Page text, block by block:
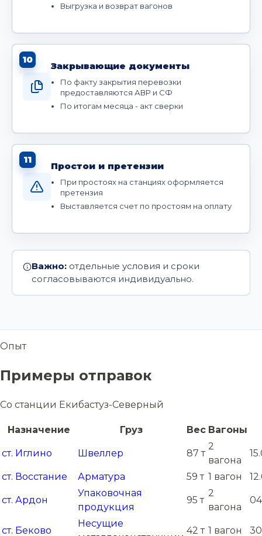
Выгрузка и возврат вагонов
10
Закрывающие документы
По факту закрытия перевозки
предоставляются АВР и СФ
По итогам месяца - акт сверки
11
Простои и претензии
При простоях на станциях оформляется
претензия
Выставляется счет по простоям на оплату
Важно: отдельные условия и сроки
согласовываются индивидуально.
Опыт
Примеры отправок
Со станции Екибастуз-Северный
Назначение Груз Вес Вагоны
ст. Иглино Швеллер 87 т
2
вагона
ст. Восстание Арматура 59 т 1 вагон
ст. Ардон
Упаковочная
продукция
95 т
2
вагона
ст. Беково
Несущие
42 т 1 вагон